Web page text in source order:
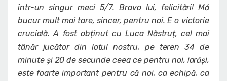
într-un singur meci 5/7. Bravo lui, felicitări! Mă
bucur mult mai tare, sincer, pentru noi. E o victorie
crucială. A fost obținut cu Luca Năstruț, cel mai
tânăr jucător din lotul nostru, pe teren 34 de
minute și 20 de secunde ceea ce pentru noi, iarăși,
este foarte important pentru că noi, ca echipă, ca